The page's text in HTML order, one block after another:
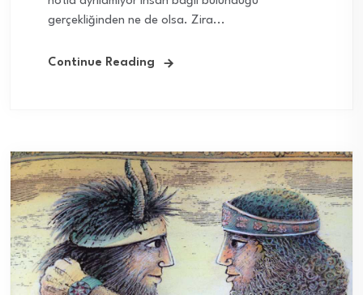
gerçekliğinden ne de olsa. Zira...
Continue Reading